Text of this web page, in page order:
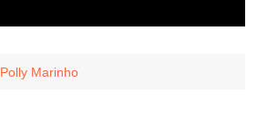
Polly Marinho